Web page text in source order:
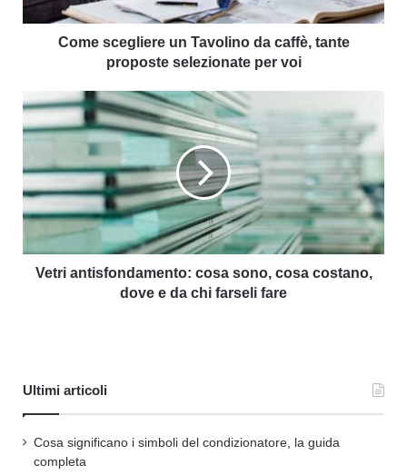
Come scegliere un Tavolino da caffè, tante
proposte selezionate per voi
Vetri antisfondamento: cosa sono, cosa costano,
dove e da chi farseli fare
Ultimi articoli
Cosa significano i simboli del condizionatore, la guida
completa